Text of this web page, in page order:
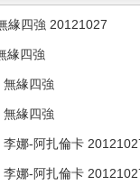
緣四強 20121027
緣四強
緣四強
緣四強
娜-阿扎倫卡
娜-阿扎倫卡